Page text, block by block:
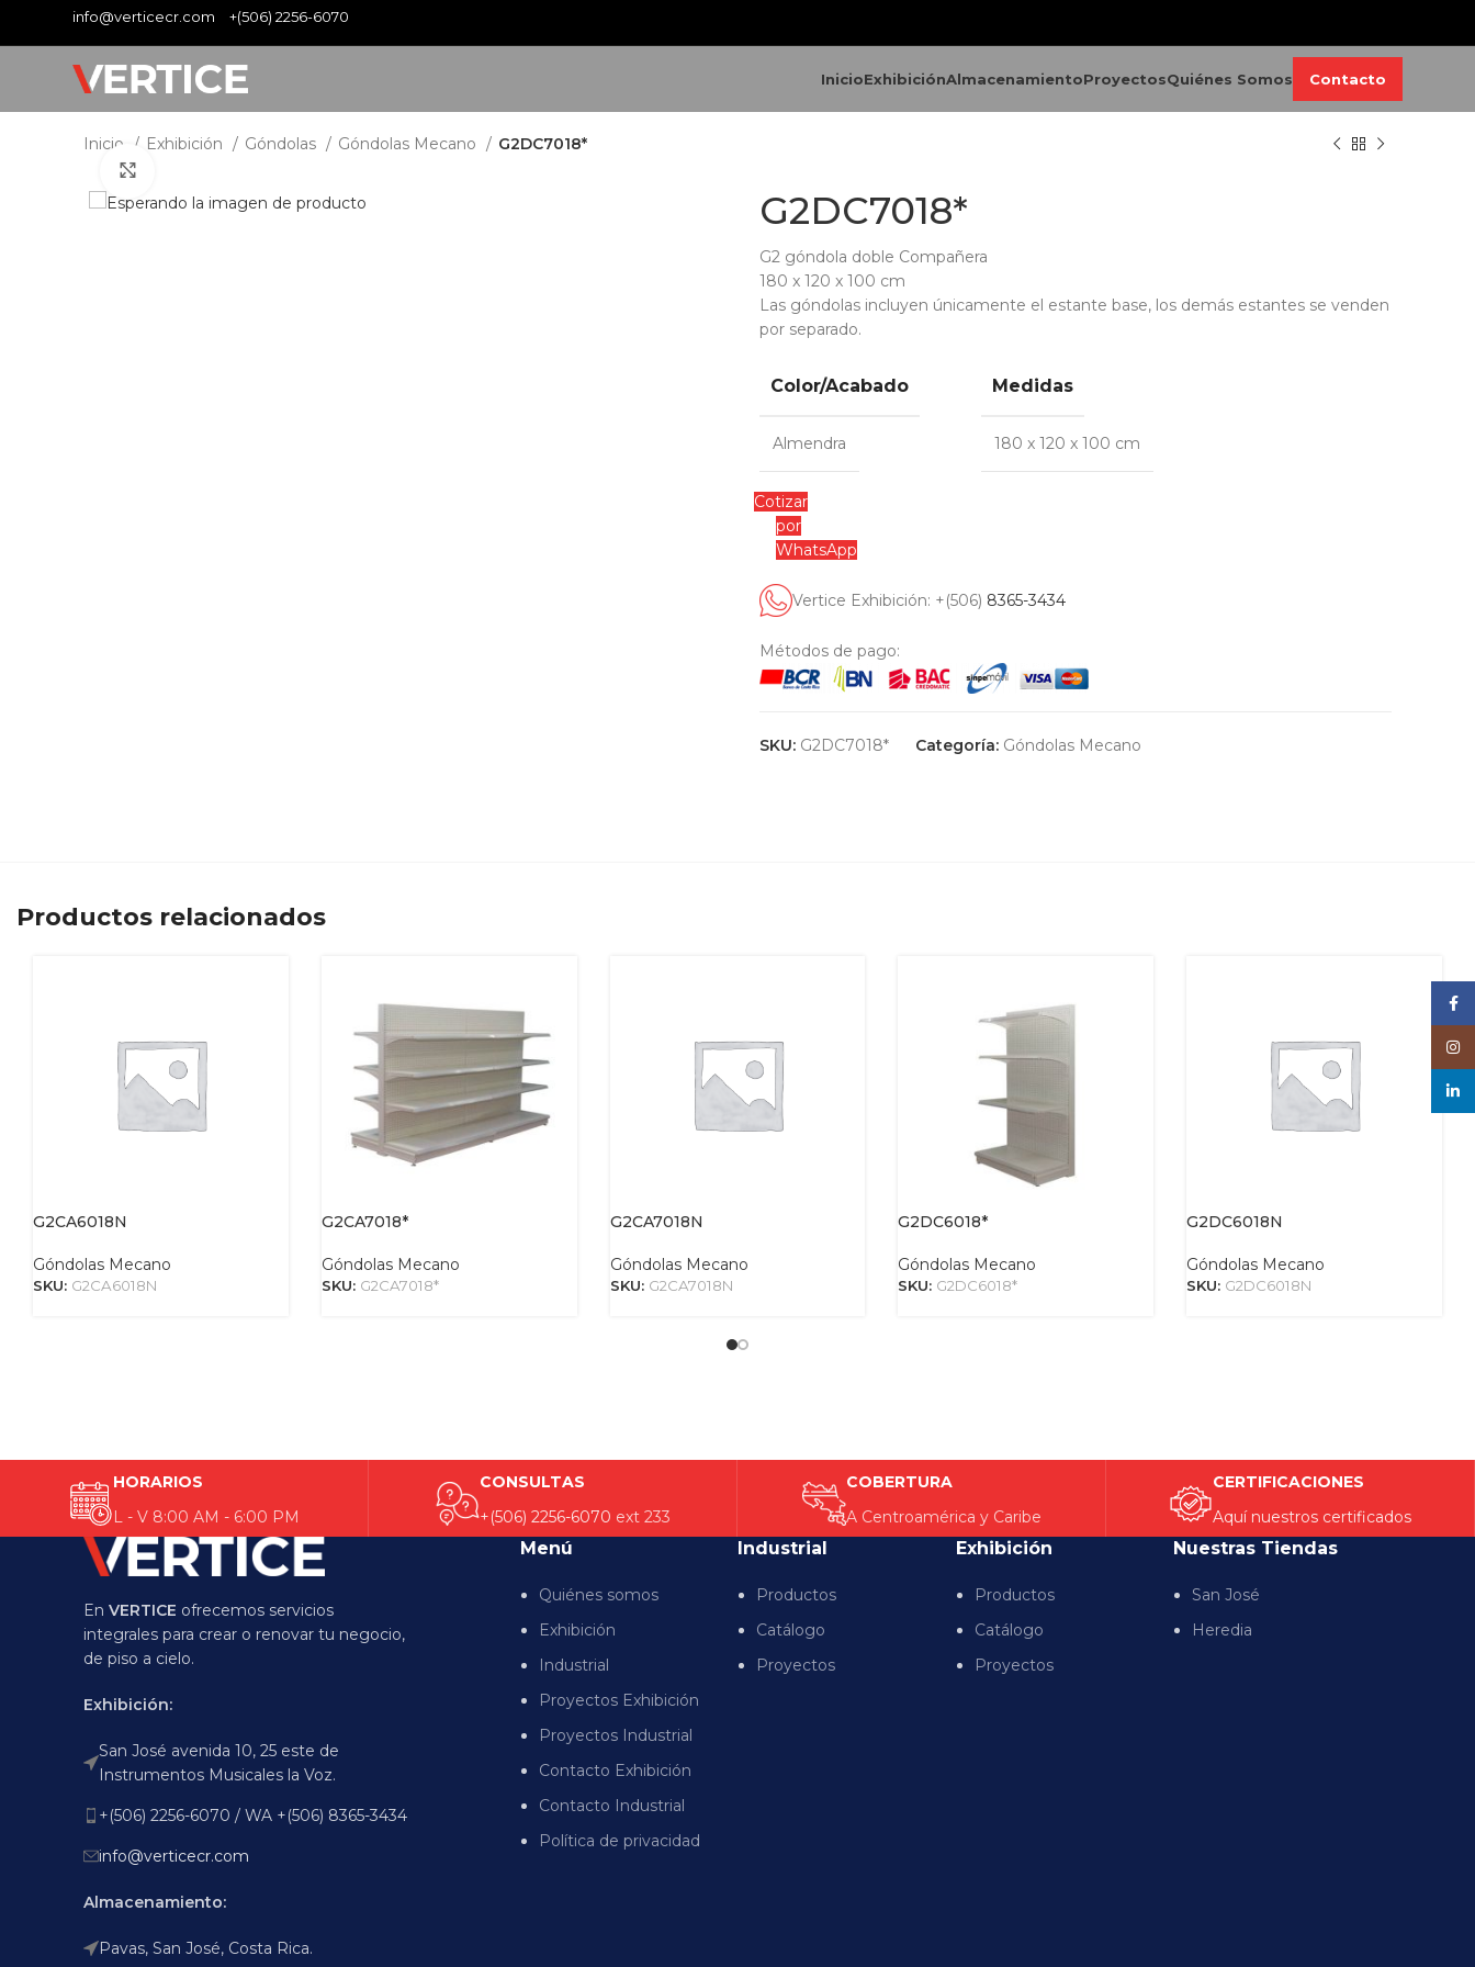
info@verticecr.com +(506) 2256-6070
InicioExhibiciónAlmacenamientoProyectosQuiénes Somos Contacto
Inicio Exhibición Góndolas Góndolas Mecano G2DC7018*
G2DC7018*
G2 góndola doble Compañera
180 x 120 x 100 cm
Las góndolas incluyen únicamente el estante base, los demás estantes se venden
por separado.
Color/Acabado
Almendra
Medidas
180 x 120 x 100 cm
Cotizar
por
WhatsApp
Vertice Exhibición: +(506) 8365-3434
Métodos de pago:
SKU: G2DC7018* Categoría: Góndolas Mecano
Productos relacionados
G2CA6018N
Góndolas Mecano
SKU: G2CA6018N
G2CA7018*
Góndolas Mecano
SKU: G2CA7018*
G2CA7018N
Góndolas Mecano
SKU: G2CA7018N
G2DC6018*
Góndolas Mecano
SKU: G2DC6018*
G2DC6018N
Góndolas Mecano
SKU: G2DC6018N
HORARIOS
L - V 8:00 AM - 6:00 PM
CONSULTAS
+(506) 2256-6070 ext 233
COBERTURA
A Centroamérica y Caribe
CERTIFICACIONES
Aquí nuestros certificados
En VERTICE ofrecemos servicios
integrales para crear o renovar tu negocio,
de piso a cielo.
Exhibición:
San José avenida 10, 25 este de
Instrumentos Musicales la Voz.
+(506) 2256-6070 / WA +(506) 8365-3434
info@verticecr.com
Almacenamiento:
Pavas, San José, Costa Rica.
Menú
Quiénes somos
Exhibición
Industrial
Proyectos Exhibición
Proyectos Industrial
Contacto Exhibición
Contacto Industrial
Política de privacidad
Industrial
Productos
Catálogo
Proyectos
Exhibición
Productos
Catálogo
Proyectos
Nuestras Tiendas
San José
Heredia